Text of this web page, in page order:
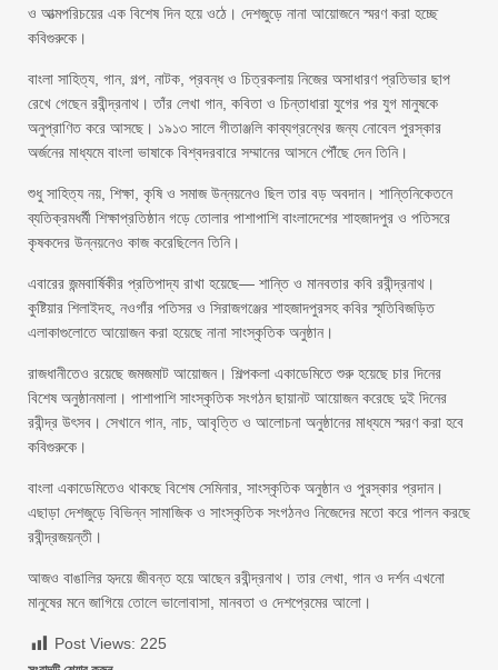
ও আত্মপরিচয়ের এক বিশেষ দিন হয়ে ওঠে। দেশজুড়ে নানা আয়োজনে স্মরণ করা হচ্ছে
কবিগুরুকে।
বাংলা সাহিত্য, গান, গল্প, নাটক, প্রবন্ধ ও চিত্রকলায় নিজের অসাধারণ প্রতিভার ছাপ
রেখে গেছেন রবীন্দ্রনাথ। তাঁর লেখা গান, কবিতা ও চিন্তাধারা যুগের পর যুগ মানুষকে
অনুপ্রাণিত করে আসছে। ১৯১৩ সালে গীতাঞ্জলি কাব্যগ্রন্থের জন্য নোবেল পুরস্কার
অর্জনের মাধ্যমে বাংলা ভাষাকে বিশ্বদরবারে সম্মানের আসনে পৌঁছে দেন তিনি।
শুধু সাহিত্য নয়, শিক্ষা, কৃষি ও সমাজ উন্নয়নেও ছিল তার বড় অবদান। শান্তিনিকেতনে
ব্যতিক্রমধর্মী শিক্ষাপ্রতিষ্ঠান গড়ে তোলার পাশাপাশি বাংলাদেশের শাহজাদপুর ও পতিসরে
কৃষকদের উন্নয়নেও কাজ করেছিলেন তিনি।
এবারের জন্মবার্ষিকীর প্রতিপাদ্য রাখা হয়েছে— শান্তি ও মানবতার কবি রবীন্দ্রনাথ।
কুষ্টিয়ার শিলাইদহ, নওগাঁর পতিসর ও সিরাজগঞ্জের শাহজাদপুরসহ কবির স্মৃতিবিজড়িত
এলাকাগুলোতে আয়োজন করা হয়েছে নানা সাংস্কৃতিক অনুষ্ঠান।
রাজধানীতেও রয়েছে জমজমাট আয়োজন। শিল্পকলা একাডেমিতে শুরু হয়েছে চার দিনের
বিশেষ অনুষ্ঠানমালা। পাশাপাশি সাংস্কৃতিক সংগঠন ছায়ানট আয়োজন করেছে দুই দিনের
রবীন্দ্র উৎসব। সেখানে গান, নাচ, আবৃত্তি ও আলোচনা অনুষ্ঠানের মাধ্যমে স্মরণ করা হবে
কবিগুরুকে।
বাংলা একাডেমিতেও থাকছে বিশেষ সেমিনার, সাংস্কৃতিক অনুষ্ঠান ও পুরস্কার প্রদান।
এছাড়া দেশজুড়ে বিভিন্ন সামাজিক ও সাংস্কৃতিক সংগঠনও নিজেদের মতো করে পালন করছে
রবীন্দ্রজয়ন্তী।
আজও বাঙালির হৃদয়ে জীবন্ত হয়ে আছেন রবীন্দ্রনাথ। তার লেখা, গান ও দর্শন এখনো
মানুষের মনে জাগিয়ে তোলে ভালোবাসা, মানবতা ও দেশপ্রেমের আলো।
Post Views: 225